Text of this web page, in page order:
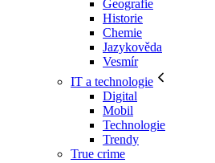
Geografie
Historie
Chemie
Jazykověda
Vesmír
IT a technologie
Digital
Mobil
Technologie
Trendy
True crime